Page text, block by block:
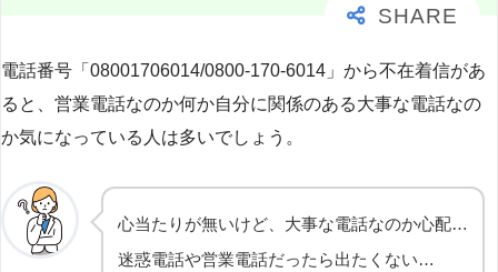
電話番号「08001706014/0800-170-6014」から不在着信があ
ると、営業電話なのか何か自分に関係のある大事な電話なの
か気になっている人は多いでしょう。
心当たりが無いけど、大事な電話なのか心配…
迷惑電話や営業電話だったら出たくない…